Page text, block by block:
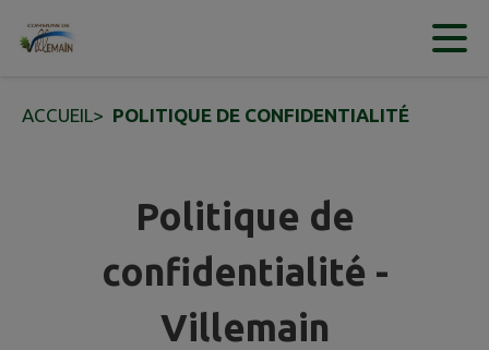
Contenu
ACCUEIL> POLITIQUE DE CONFIDENTIALITÉ
Politique de
confidentialité -
Villemain